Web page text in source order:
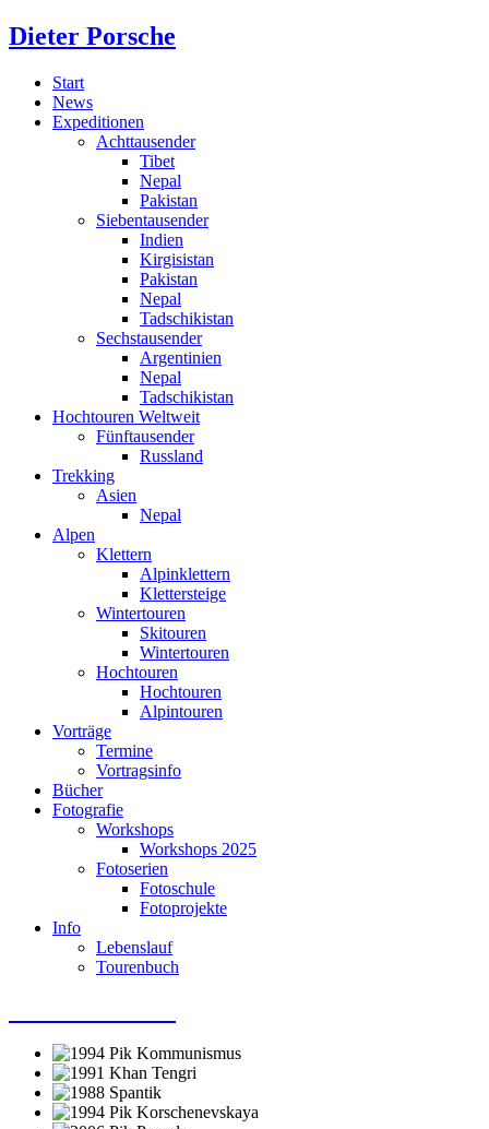
Dieter Porsche
Start
News
Expeditionen
Achttausender
Tibet
Nepal
Pakistan
Siebentausender
Indien
Kirgisistan
Pakistan
Nepal
Tadschikistan
Sechstausender
Argentinien
Nepal
Tadschikistan
Hochtouren Weltweit
Fünftausender
Russland
Trekking
Asien
Nepal
Alpen
Klettern
Alpinklettern
Klettersteige
Wintertouren
Skitouren
Wintertouren
Hochtouren
Hochtouren
Alpintouren
Vorträge
Termine
Vortragsinfo
Bücher
Fotografie
Workshops
Workshops 2025
Fotoserien
Fotoschule
Fotoprojekte
Info
Lebenslauf
Tourenbuch